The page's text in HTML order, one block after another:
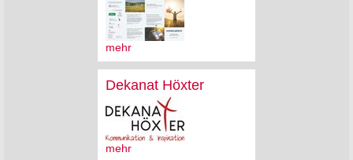
mehr
Dekanat Höxter
mehr